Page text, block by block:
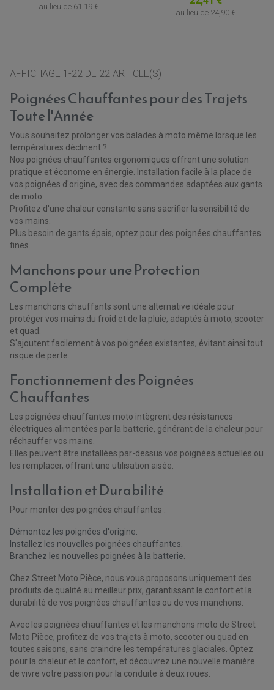
BOUCHON D'HUILE
COURROIE DE DISTRIBUTION
COUVERCLE + PLATEAU PRESSION
DURITE RADIATEUR
JOINT COUVRE CULASSE
KIT RÉPARATION DEMARREUR
KIT RÉPARATION CARBU.
KIT RÉPARATION ROBINET
MEMBRANE / BOISSEAU
RADIATEUR MOTO
PIPE D'ADMISSION
PNEUMATIQUE
CHAMBRE A AIR
PROTECTION MOTO
PATINS DE PROTECTION TOP BLOCK
PATIN DE RECHANGE TOP BLOCK
PROTECTION RADIATEUR
PROTECTION FOURCHE ET BRAS OSCILLANT
PROTECTION LEVIER
TAMPONS ALLOY ULTIMA
ROULEMENT MOTO
ROULEMENT DE ROUE
NOS MARQUES
ACCESSOIRE SCOOTER APRILIA
ACCESSOIRE SCOOTER GILERA
ACCESSOIRE SCOOTER HONDA
ACCESSOIRE SCOOTER KYMCO
ACCESSOIRE SCOOTER MBK
ACCESSOIRE SCOOTER PEUGEOT
ACCESSOIRE SCOOTER PIAGGIO
ACCESSOIRE SCOOTER SUZUKI
ACCESSOIRE SCOOTER VESPA
AMORTISSEURS QUAD / SSV
BIELLETTES DE DIRECTION
CÂBLE ACCÉLÉRATEUR / EMBRAYAGE / STARTER
KIT RECONDITIONNEMENT TRIANGLE
ROTULE DE DIRECTION
SÉLECTEUR DE VITESSE
ARBRE A CAMES QAUD
COURROIE DE TRANSMISSION
EMBRAYAGE QUAD
KIT AMÉLIORATION EMBRAYAGE
KIT RÉPARATION POMPE A EAU
PLASTIQUE QUAD / SSV
PROTÈGE-MAINS
OUTILLAGE ET ACCESSOIRES ATELIER
QUAD
OUTILLAGE QUAD
ACCESSOIRES ÉCHAPPEMENT
ÉCHAPPEMENT & SILENCIEUX AKRAPOVIC
ÉCHAPPEMENT & SILENCIEUX FMF
PARTIE CYCLE
LEVIER D'EMBRAYAGE
PÉDALE DE FREIN
SÉLECTEUR DE VITESSE
CÂBLE ACCÉLÉRATEUR
CÂBLE D'EMBRAYAGE
KICK DE DÉMARRAGE
GUIDON CROSS ET ENDURO
SUSPENSION
JOINT SPY
FOURCHE ET AMORTISSEUR
au lieu de 61,19 €
au lieu de 24,90 €
AFFICHAGE 1-22 DE 22 ARTICLE(S)
Poignées Chauffantes pour des Trajets
Toute l'Année
Vous souhaitez prolonger vos balades à moto même lorsque les
températures déclinent ?
Nos poignées chauffantes ergonomiques offrent une solution
pratique et économe en énergie. Installation facile à la place de
vos poignées d'origine, avec des commandes adaptées aux gants
de moto.
Profitez d'une chaleur constante sans sacrifier la sensibilité de
vos mains.
Plus besoin de gants épais, optez pour des poignées chauffantes
fines.
Manchons pour une Protection
Complète
Les manchons chauffants sont une alternative idéale pour
protéger vos mains du froid et de la pluie, adaptés à moto, scooter
et quad.
S'ajoutent facilement à vos poignées existantes, évitant ainsi tout
risque de perte.
Fonctionnement des Poignées
Chauffantes
Les poignées chauffantes moto intègrent des résistances
électriques alimentées par la batterie, générant de la chaleur pour
réchauffer vos mains.
Elles peuvent être installées par-dessus vos poignées actuelles ou
les remplacer, offrant une utilisation aisée.
Installation et Durabilité
Pour monter des poignées chauffantes :
Démontez les poignées d'origine.
Installez les nouvelles poignées chauffantes.
Branchez les nouvelles poignées à la batterie.
Chez Street Moto Pièce, nous vous proposons uniquement des
produits de qualité au meilleur prix, garantissant le confort et la
durabilité de vos poignées chauffantes ou de vos manchons.
Avec les poignées chauffantes et les manchons moto de Street
Moto Pièce, profitez de vos trajets à moto, scooter ou quad en
toutes saisons, sans craindre les températures glaciales. Optez
pour la chaleur et le confort, et découvrez une nouvelle manière
de vivre votre passion pour la conduite à deux roues.